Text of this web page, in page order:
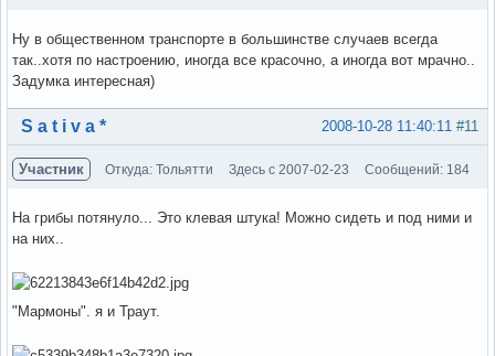
Ну в общественном транспорте в большинстве случаев всегда
так..хотя по настроению, иногда все красочно, а иногда вот мрачно..
Задумка интересная)
Вне форума #11
2008-10-28 11:40:11
S a t i v a *
Участник Откуда: Тольятти Здесь с 2007-02-23 Сообщений: 184
На грибы потянуло... Это клевая штука! Можно сидеть и под ними и
на них..
"Мармоны". я и Траут.